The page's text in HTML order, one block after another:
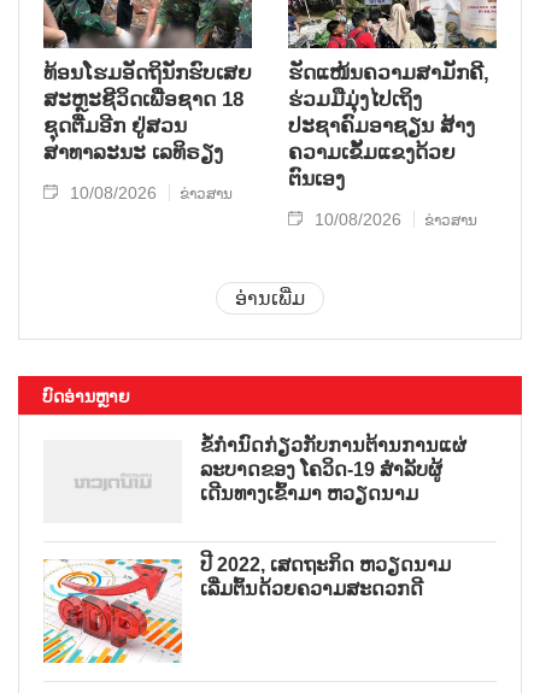
ທ້ອນໂຮມອັດຖິນັກຮົບເສຍ
ສະຫຼະຊີວິດເພື່ອຊາດ 18
ຊຸດຕື່ມອີກ ຢູ່ສວນ
ສາທາລະນະ ເລທິຣຽງ
10/08/2026 ຂ່າວສານ
ຮັດແໜ້ນຄວາມສາມັກຄີ,
ຮ່ວມມືມຸ່ງໄປເຖິງ
ປະຊາຄົມອາຊຽນ ສ້າງ
ຄວາມເຂັ້ມແຂງດ້ວຍ
ຕົນເອງ
10/08/2026 ຂ່າວສານ
ອ່ານເພີ່ມ
ບົດອ່ານຫຼາຍ
ຂໍ້ກຳນົດກ່ຽວກັບການຕ້ານການແຜ່
ລະບາດຂອງ ໂຄວິດ-19 ສຳລັບຜູ້
ເດີນທາງເຂົ້າມາ ຫວຽດນາມ
ປີ 2022, ເສດຖະກິດ ຫວຽດນາມ
ເລີ່ມຕົ້ນດ້ວຍຄວາມສະດວກດີ